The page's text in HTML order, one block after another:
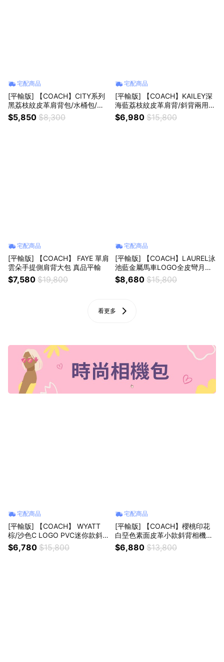
宅配商品
[平輸版] 【COACH】CITY系列
黑荔枝紋皮革肩背包/水桶包/斜
背包/兩用包 (大款) 真品平輸
$5,850 $8,300
宅配商品
[平輸版] 【COACH】KAILEY深
海藍荔枝紋皮革肩背/斜背兩用包
真品平輸
$6,980 $15,800
宅配商品
[平輸版] 【COACH】 FAYE 單肩
雲朵手提側肩背大包 真品平輸
$7,580 $19,800
宅配商品
[平輸版] 【COACH】LAUREL泳
池藍金屬馬車LOGO全皮彎月肩
背/斜背包 真品平輸
$8,680 $15,800
看更多
宅配商品
[平輸版] 【COACH】 WYATT
棕/沙色C LOGO PVC迷你款斜
背相機包 真品平輸
$6,780 $15,800
宅配商品
[平輸版] 【COACH】櫻桃印花
白堊色素面皮革小款斜背相機包
真品平輸
$6,880 $13,800